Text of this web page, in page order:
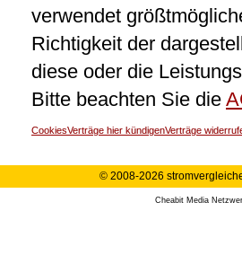
verwendet
Richtigkeit der
diese oder die
Bitte beachten Sie die
CookiesVerträge hier kündigenVerträge
© 2008-2026
Cheabit Media